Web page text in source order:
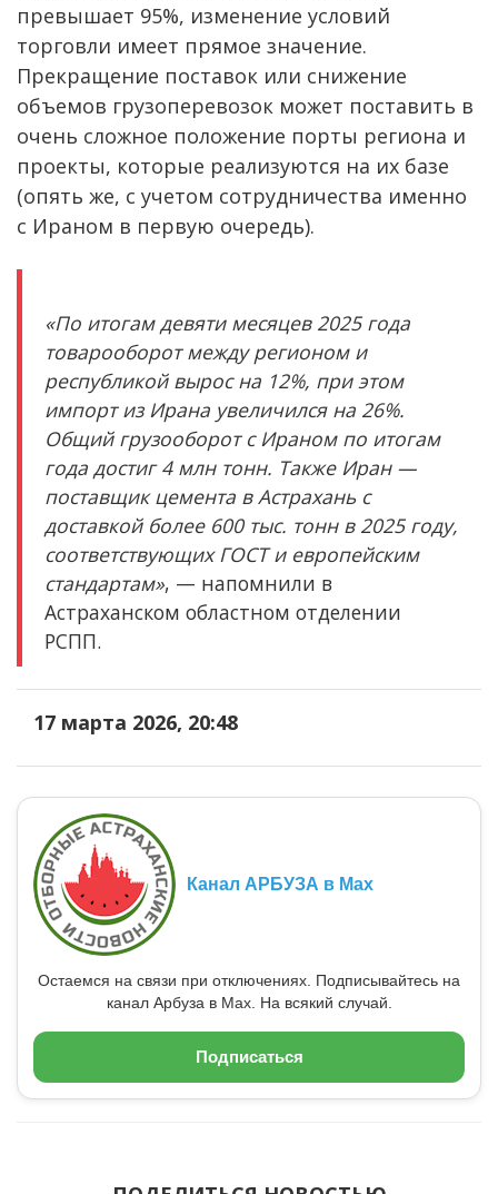
превышает 95%, изменение условий
торговли имеет прямое значение.
Прекращение поставок или снижение
объемов грузоперевозок может поставить в
очень сложное положение порты региона и
проекты, которые реализуются на их базе
(опять же, с учетом сотрудничества именно
с Ираном в первую очередь).
«По итогам девяти месяцев 2025 года
товарооборот между регионом и
республикой вырос на 12%, при этом
импорт из Ирана увеличился на 26%.
Общий грузооборот с Ираном по итогам
года достиг 4 млн тонн. Также Иран —
поставщик цемента в Астрахань с
доставкой более 600 тыс. тонн в 2025 году,
соответствующих ГОСТ и европейским
стандартам», — напомнили в
Астраханском областном отделении
РСПП.
17 марта 2026, 20:48
Канал АРБУЗА в Max
Остаемся на связи при отключениях. Подписывайтесь на
канал Арбуза в Max. На всякий случай.
Подписаться